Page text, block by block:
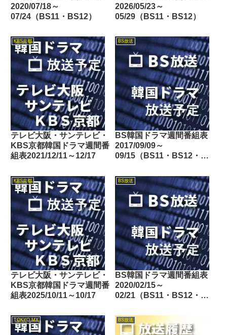
2020/07/18～
07/24（BS11・BS12）
2026/05/23～
05/29（BS11・BS12）
KBS京都
テレビ大阪・サンテレビ・
KBS京都韓国ドラマ週間番
組表2021/12/11～12/17
BS放送
BS韓国ドラマ週間番組表
2017/09/09～
09/15（BS11・BS12・
KBS京都
テレビ大阪・サンテレビ・
KBS京都韓国ドラマ週間番
組表2025/10/11～10/17
BS放送
BS韓国ドラマ週間番組表
2020/02/15～
02/21（BS11・BS12・
TOKYO MX BS放送